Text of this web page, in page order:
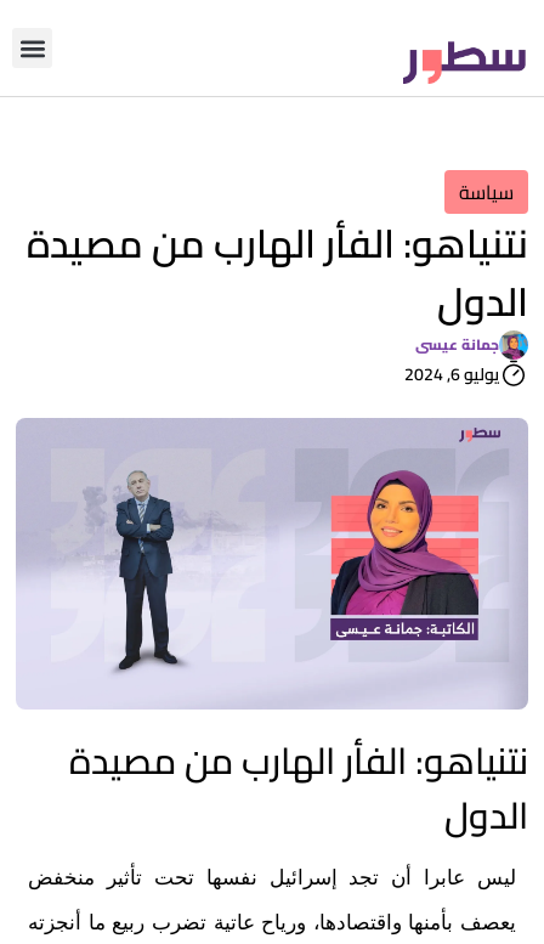
سياسة
نتنياهو: الفأر الهارب من مصيدة
الدول
جمانة عيسى
يوليو 6, 2024
نتنياهو: الفأر الهارب من مصيدة
الدول
ليس عابرا أن تجد
سرائيل نفسها تحت تأثير منخفض
يعصف بأمنها واقتصادها، ورياح عاتية تضرب ربيع ما
نجزته